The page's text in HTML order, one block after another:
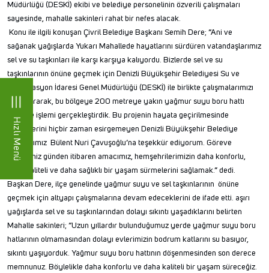
Hızlı Menü
Müdürlüğü (DESKİ) ekibi ve belediye personelinin özverili çalışmaları
sayesinde, mahalle sakinleri rahat bir nefes alacak.
Konu ile ilgili konuşan Çivril Belediye Başkanı Semih Dere; “Ani ve
sağanak yağışlarda Yukarı Mahallede hayatlarını sürdüren vatandaşlarımız
sel ve su taşkınları ile karşı karşıya kalıyordu. Bizlerde sel ve su
taşkınlarının önüne geçmek için Denizli Büyükşehir Belediyesi Su ve
Kanalizasyon İdaresi Genel Müdürlüğü (DESKİ) ile birlikte çalışmalarımızı
hızlandırarak, bu bölgeye 200 metreye yakın yağmur suyu boru hattı
döşeme işlemi gerçekleştirdik. Bu projenin hayata geçirilmesinde
desteklerini hiçbir zaman esirgemeyen Denizli Büyükşehir Belediye
Başkanımız Bülent Nuri Çavuşoğlu’na teşekkür ediyorum. Göreve
geldiğimiz günden itibaren amacımız, hemşehrilerimizin daha konforlu,
daha kaliteli ve daha sağlıklı bir yaşam sürmelerini sağlamak.” dedi.
Başkan Dere, ilçe genelinde yağmur suyu ve sel taşkınlarının önüne
geçmek için altyapı çalışmalarına devam edeceklerini de ifade etti. aşırı
yağışlarda sel ve su taşkınlarından dolayı sıkıntı yaşadıklarını belirten
Mahalle sakinleri; “Uzun yıllardır bulunduğumuz yerde yağmur suyu boru
hatlarının olmamasından dolayı evlerimizin bodrum katlarını su basıyor,
sıkıntı yaşıyorduk. Yağmur suyu boru hattının döşenmesinden son derece
memnunuz. Böylelikle daha konforlu ve daha kaliteli bir yaşam süreceğiz.